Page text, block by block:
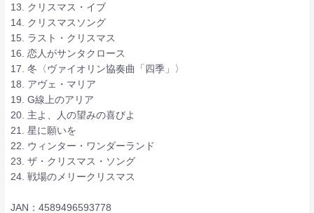
13. クリスマス・イブ
14. クリスマスソング
15. ラスト・クリスマス
16. 恋人がサンタクロース
17. 冬〈ヴァイオリン協奏曲「四季」〉
18. アヴェ・マリア
19. G線上のアリア
20. 主よ、人の望みの喜びよ
21. 星に願いを
22. ウィンター・ワンダーランド
23. ザ・クリスマス・ソング
24. 戦場のメリークリスマス
JAN：4589496593778